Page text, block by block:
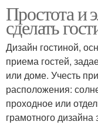
Простота и
сделать
Дизайн гостиной,
приема гостей,
или доме. Учесть
расположения:
проходное или
грамотного